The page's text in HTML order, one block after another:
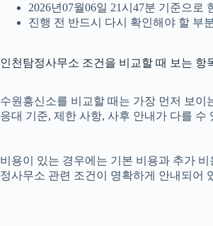
2026년07월06일 21시47분 기준으로
진행 전 반드시 다시 확인해야 할 부
인천탐정사무소 조건을 비교할 때 보는 항
수원흥신소를 비교할 때는 가장 먼저 보이
응대 기준, 제한 사항, 사후 안내가 다를
비용이 있는 경우에는 기본 비용과 추가
정사무소 관련 조건이 명확하게 안내되어